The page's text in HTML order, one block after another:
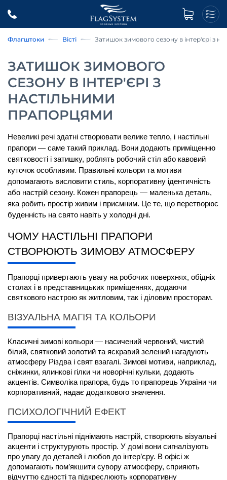
Флагштоки Вісті Затишок зимового сезону в інтер'єрі з
ЗАТИШОК ЗИМОВОГО
СЕЗОНУ В ІНТЕР'ЄРІ З
НАСТІЛЬНИМИ
ПРАПОРЦЯМИ
Невеликі речі здатні створювати велике тепло, і настільні
прапори — саме такий приклад. Вони додають приміщенню
святковості і затишку, роблять робочий стіл або кавовий
куточок особливим. Правильні кольори та мотиви
допомагають висловити стиль, корпоративну ідентичність
або настрій сезону. Кожен прапорець — маленька деталь,
яка робить простір живим і приємним. Це те, що перетворює
буденність на свято навіть у холодні дні.
ЧОМУ НАСТІЛЬНІ ПРАПОРИ
СТВОРЮЮТЬ ЗИМОВУ АТМОСФЕРУ
Прапорці привертають увагу на робочих поверхнях, обідніх
столах і в представницьких приміщеннях, додаючи
святкового настрою як житловим, так і діловим просторам.
ВІЗУАЛЬНА МАГІЯ ТА КОЛЬОРИ
Класичні зимові кольори — насичений червоний, чистий
білий, святковий золотий та яскравий зелений нагадують
атмосферу Різдва і свят взагалі. Зимові мотиви, наприклад,
сніжинки, ялинкові гілки чи новорічні кульки, додають
акцентів. Символіка прапора, будь то прапорець України чи
корпоративний, надає додаткового значення.
ПСИХОЛОГІЧНИЙ ЕФЕКТ
Прапорці настільні піднімають настрій, створюють візуальні
акценти і структурують простір. У домі вони сигналізують
про увагу до деталей і любов до інтер’єру. В офісі ж
допомагають пом’якшити сувору атмосферу, сприяють
відчуттю єдності та підкреслюють корпоративну